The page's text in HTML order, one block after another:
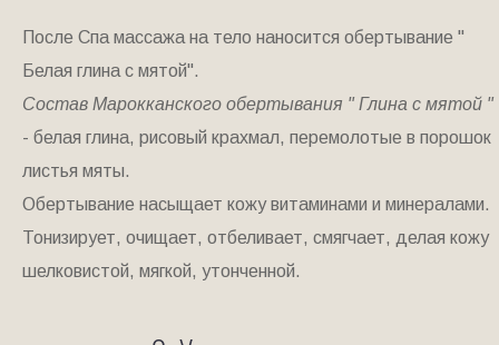
После Спа массажа на тело наносится обертывание "
Белая глина с мятой".
Состав Марокканского обертывания " Глина с мятой "
- белая глина, рисовый крахмал, перемолотые в порошок
листья мяты.
Обертывание насыщает кожу витаминами и минералами.
Тонизирует, очищает, отбеливает, смягчает, делая кожу
шелковистой, мягкой, утонченной.